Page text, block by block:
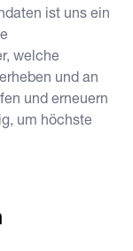
ist uns ein
welche
und an
und erneuern
um höchste